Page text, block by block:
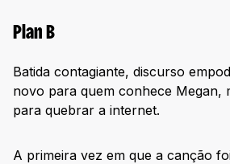
Plan B
Batida contagiante, discurso
novo para quem conhece Megan,
para quebrar a internet.
A primeira vez em que a canção